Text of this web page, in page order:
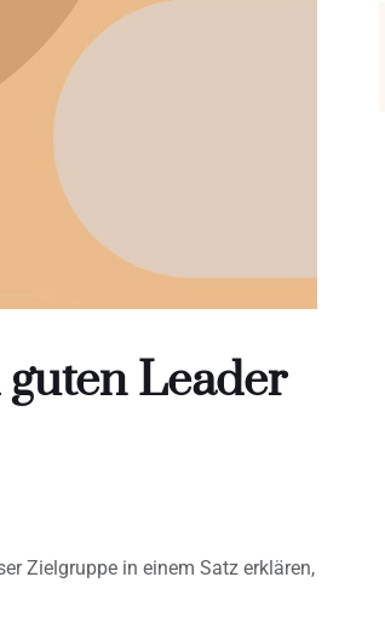
Leader
Zielgruppe in einem Satz erklären,